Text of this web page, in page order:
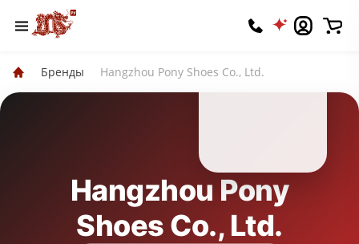
Бренды Hangzhou Pony Shoes Co., Ltd.
Hangzhou Pony
Shoes Co., Ltd.